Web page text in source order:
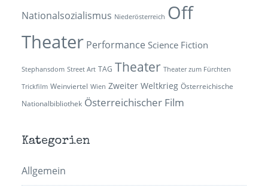
Nationalsozialismus Niederösterreich Off
Theater Performance Science Fiction
Stephansdom Street Art TAG Theater Theater zum Fürchten
Trickfilm Weinviertel Wien Zweiter Weltkrieg Österreichische
Nationalbibliothek Österreichischer Film
Kategorien
Allgemein